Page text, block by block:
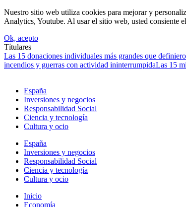
Nuestro sitio web utiliza cookies para mejorar y
Analytics, Youtube. Al usar el sitio web, usted consiente
Ok, acepto
Títulares
Las 15 donaciones individuales más grandes que
incendios y guerras con actividad ininterrumpidaLas 15
España
Inversiones y negocios
Responsabilidad Social
Ciencia y tecnología
Cultura y ocio
España
Inversiones y negocios
Responsabilidad Social
Ciencia y tecnología
Cultura y ocio
Inicio
Economía